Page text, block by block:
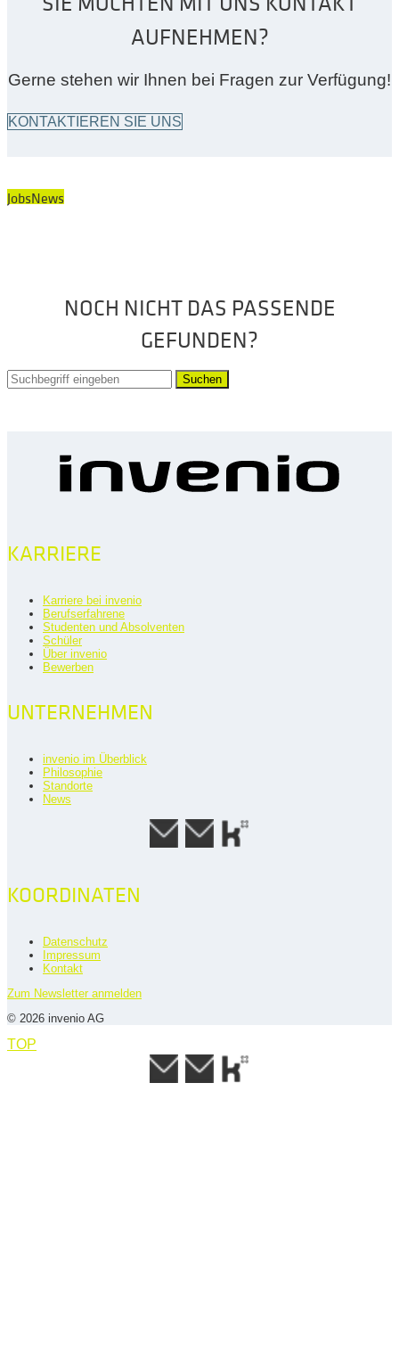
AUFNEHMEN?
Gerne stehen wir Ihnen bei Fragen zur Verfügung!
KONTAKTIEREN SIE UNS
JobsNews
NOCH NICHT DAS PASSENDE
GEFUNDEN?
Suchen
KARRIERE
Karriere bei invenio
Berufserfahrene
Studenten und Absolventen
Schüler
Über invenio
Bewerben
UNTERNEHMEN
invenio im Überblick
Philosophie
Standorte
News
KOORDINATEN
Datenschutz
Impressum
Kontakt
Zum Newsletter anmelden
© 2026 invenio AG
TOP